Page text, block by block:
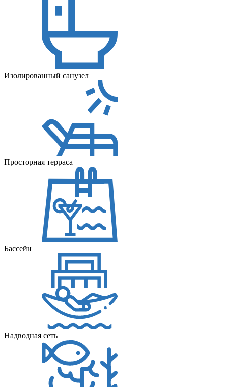
Изолированный санузел
Просторная терраса
Бассейн
Надводная сеть